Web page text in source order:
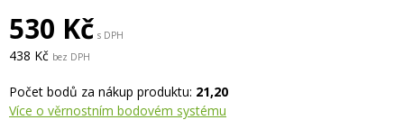
530 Kč s DPH
438 Kč bez DPH
Počet bodů za nákup produktu: 21,20
Více o věrnostním bodovém systému